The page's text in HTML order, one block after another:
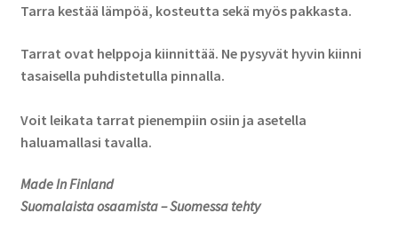
Tarra kestää lämpöä, kosteutta sekä myös pakkasta.
Tarrat ovat helppoja kiinnittää. Ne pysyvät hyvin kiinni
tasaisella puhdistetulla pinnalla.
Voit leikata tarrat pienempiin osiin ja asetella
haluamallasi tavalla.
Made In Finland
Suomalaista osaamista – Suomessa tehty